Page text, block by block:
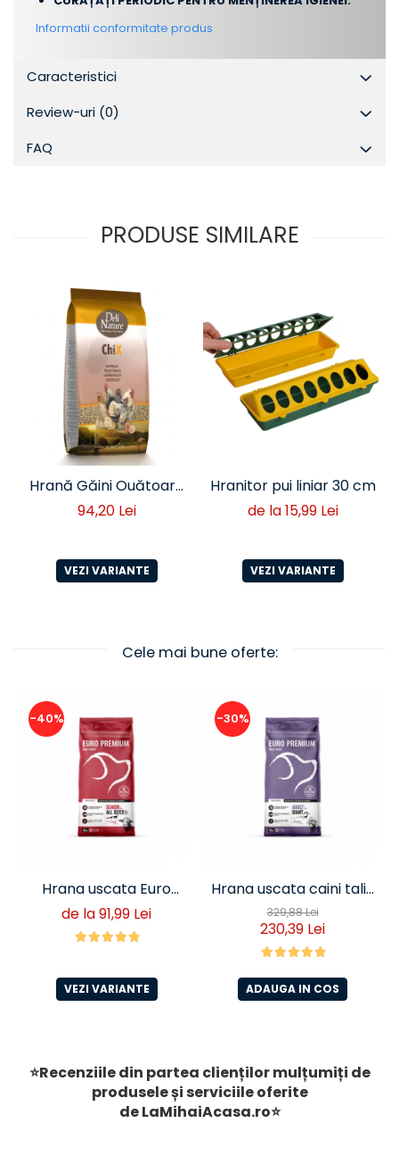
Informatii conformitate produs
Caracteristici
Review-uri (0)
FAQ
PRODUSE SIMILARE
Hrană Găini Ouătoare
Peleți Deli Nature 20 kg
94,20 Lei
VEZI VARIANTE
Hranitor pui liniar 30 cm
de la 15,99 Lei
VEZI VARIANTE
Cele mai bune oferte:
-40%
Hrana uscata Euro
Premium Senior Miel si
Orez
de la 91,99 Lei
VEZI VARIANTE
-30%
Hrana uscata caini talie
foarte mare Euro
Premium Giant Adult pui
si orez 15 Kg
329,88 Lei
230,39 Lei
ADAUGA IN COS
⭐Recenziile din partea clienților mulțumiți de
produsele și serviciile oferite
deLaMihaiAcasa.ro⭐